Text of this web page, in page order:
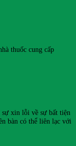
thuốc cung cấp
sự xin lỗi về sự bất tiện
bàn có thể liên lạc với